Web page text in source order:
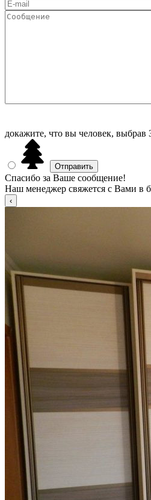
докажите, что вы человек, выбрав
Спасибо за Ваше сообщение!
Наш менеджер свяжется с Вами в